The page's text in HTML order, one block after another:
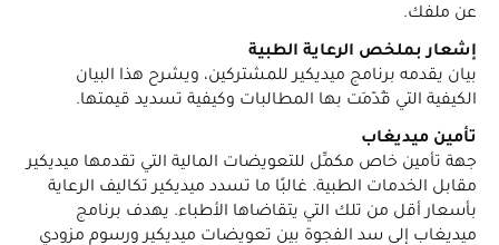
عن ملفك.
إشعار بملخص الرعاية الطبية
بيان يقدمه برنامج ميديكير للمشتركين، ويشرح هذا البيان
الكيفية التي قُدّمَت بها المطالبات وكيفية تسديد قيمتها.
تأمين ميديغاب
جهة تأمين خاص مكمِّل للتعويضات المالية التي تقدمها ميديكير
مقابل الخدمات الطبية. غالبًا ما تسدد ميديكير تكاليف الرعاية
بأسعار أقل من تلك التي يتقاضاها الأطباء. يهدف برنامج
ميديغاب إلى سد الفجوة بين تعويضات ميديكير ورسوم مزودي